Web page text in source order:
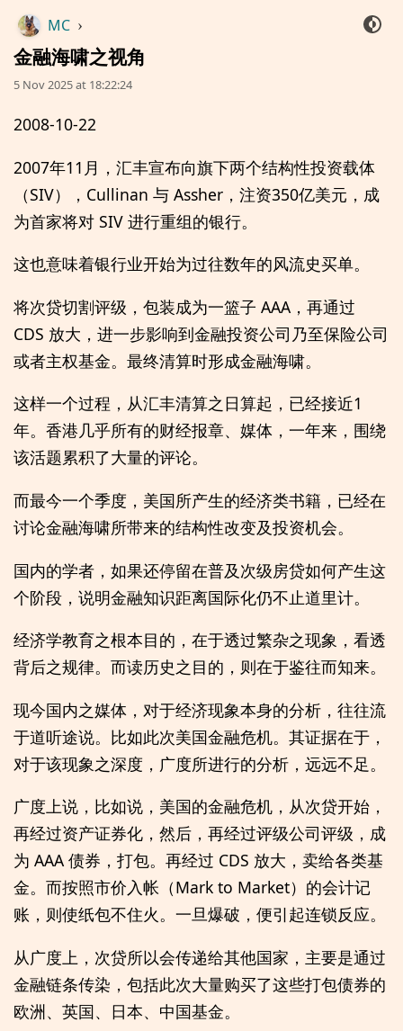
MC ›
金融海啸之视角
5 Nov 2025 at 18:22:24
2008-10-22
2007年11月，汇丰宣布向旗下两个结构性投资载体
（SIV），Cullinan 与 Assher，注资350亿美元，成
为首家将对 SIV 进行重组的银行。
这也意味着银行业开始为过往数年的风流史买单。
将次贷切割评级，包装成为一篮子 AAA，再通过
CDS 放大，进一步影响到金融投资公司乃至保险公司
或者主权基金。最终清算时形成金融海啸。
这样一个过程，从汇丰清算之日算起，已经接近1
年。香港几乎所有的财经报章、媒体，一年来，围绕
该活题累积了大量的评论。
而最今一个季度，美国所产生的经济类书籍，已经在
讨论金融海啸所带来的结构性改变及投资机会。
国内的学者，如果还停留在普及次级房贷如何产生这
个阶段，说明金融知识距离国际化仍不止道里计。
经济学教育之根本目的，在于透过繁杂之现象，看透
背后之规律。而读历史之目的，则在于鉴往而知来。
现今国内之媒体，对于经济现象本身的分析，往往流
于道听途说。比如此次美国金融危机。其证据在于，
对于该现象之深度，广度所进行的分析，远远不足。
广度上说，比如说，美国的金融危机，从次贷开始，
再经过资产证券化，然后，再经过评级公司评级，成
为 AAA 债券，打包。再经过 CDS 放大，卖给各类基
金。而按照市价入帐（Mark to Market）的会计记
账，则使纸包不住火。一旦爆破，便引起连锁反应。
从广度上，次贷所以会传递给其他国家，主要是通过
金融链条传染，包括此次大量购买了这些打包债券的
欧洲、英国、日本、中国基金。